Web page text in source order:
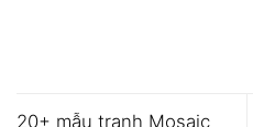
20+ mẫu tranh Mosaic